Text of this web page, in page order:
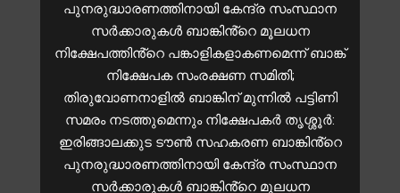
പുനരുദ്ധാരണത്തിനായി കേന്ദ്ര സംസ്ഥാന
സർക്കാരുകൾ ബാങ്കിൻ്റെ മൂലധന
നിക്ഷേപത്തിൻ്റെ പങ്കാളികളാകണമെന്ന് ബാങ്ക്
നിക്ഷേപക സംരക്ഷണ സമിതി;
തിരുവോണനാളിൽ ബാങ്കിന് മുന്നിൽ പട്ടിണി
സമരം നടത്തുമെന്നും നിക്ഷേപകർ തൃശ്ശൂർ:
ഇരിങ്ങാലക്കുട ടൗൺ സഹകരണ ബാങ്കിൻ്റെ
പുനരുദ്ധാരണത്തിനായി കേന്ദ്ര സംസ്ഥാന
സർക്കാരുകൾ ബാങ്കിൻ്റെ മൂലധന